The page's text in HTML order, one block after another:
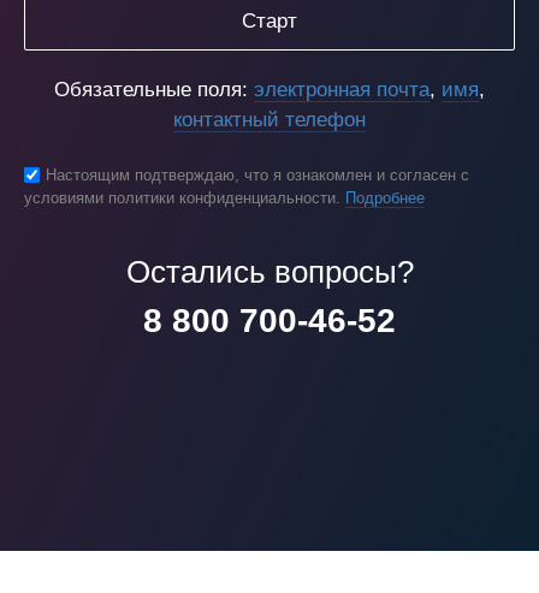
Старт
Обязательные поля: электронная почта, имя,
контактный телефон
Настоящим подтверждаю, что я ознакомлен и согласен с
условиями политики конфиденциальности. Подробнее
Остались вопросы?
8 800 700-46-52